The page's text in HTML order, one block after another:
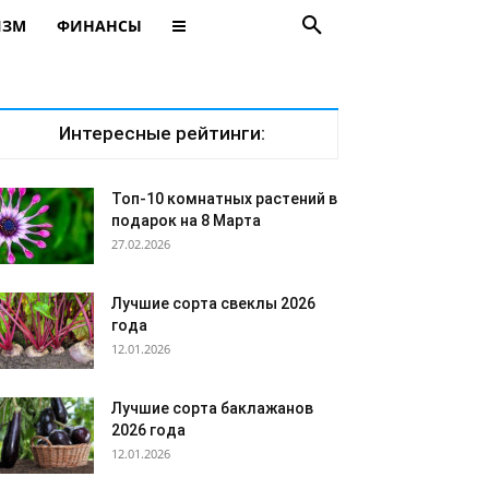
ФИНАНСЫ
Интересные рейтинги:
Топ-10 комнатных растений в
подарок на 8 Марта
27.02.2026
Лучшие сорта свеклы 2026
года
12.01.2026
Лучшие сорта баклажанов
2026 года
12.01.2026